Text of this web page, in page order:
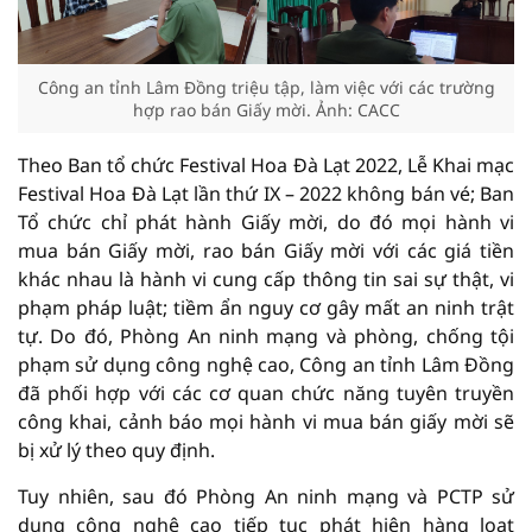
Công an tỉnh Lâm Đồng triệu tập, làm việc với các trường
hợp rao bán Giấy mời. Ảnh: CACC
Theo Ban tổ chức Festival Hoa Đà Lạt 2022, Lễ Khai mạc
Festival Hoa Đà Lạt lần thứ IX – 2022 không bán vé; Ban
Tổ chức chỉ phát hành Giấy mời, do đó mọi hành vi
mua bán Giấy mời, rao bán Giấy mời với các giá tiền
khác nhau là hành vi cung cấp thông tin sai sự thật, vi
phạm pháp luật; tiềm ẩn nguy cơ gây mất an ninh trật
tự. Do đó, Phòng An ninh mạng và phòng, chống tội
phạm sử dụng công nghệ cao, Công an tỉnh Lâm Đồng
đã phối hợp với các cơ quan chức năng tuyên truyền
công khai, cảnh báo mọi hành vi mua bán giấy mời sẽ
bị xử lý theo quy định.
Tuy nhiên, sau đó Phòng An ninh mạng và PCTP sử
dụng công nghệ cao tiếp tục phát hiện hàng loạt